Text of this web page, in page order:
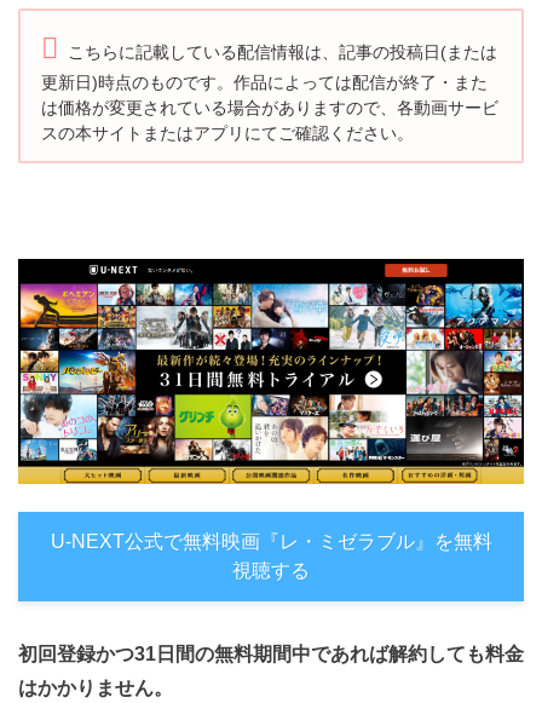
こちらに記載している配信情報は、記事の投稿日(または
更新日)時点のものです。 作品によっては配信が終了・また
は価格が変更されている場合がありますので、 各動画サービ
スの本サイトまたはアプリにてご確認ください。
U-NEXT公式で無料映画『レ・ミゼラブル』を無料
視聴する
初回登録かつ31日間の無料期間中であれば解約しても料金
はかかりません。